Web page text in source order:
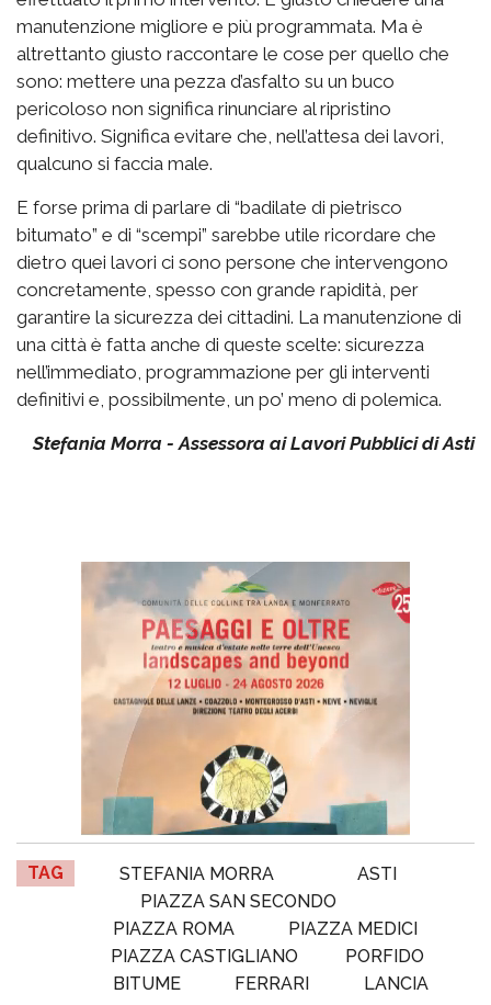
manutenzione migliore e più programmata. Ma è
altrettanto giusto raccontare le cose per quello che
sono: mettere una pezza d’asfalto su un buco
pericoloso non significa rinunciare al ripristino
definitivo. Significa evitare che, nell’attesa dei lavori,
qualcuno si faccia male.
E forse prima di parlare di “badilate di pietrisco
bitumato” e di “scempi” sarebbe utile ricordare che
dietro quei lavori ci sono persone che intervengono
concretamente, spesso con grande rapidità, per
garantire la sicurezza dei cittadini. La manutenzione di
una città è fatta anche di queste scelte: sicurezza
nell’immediato, programmazione per gli interventi
definitivi e, possibilmente, un po’ meno di polemica.
Stefania Morra - Assessora ai Lavori Pubblici di Asti
TAG STEFANIA MORRA
ASTI
PIAZZA SAN SECONDO
PIAZZA ROMA
PIAZZA MEDICI
PIAZZA CASTIGLIANO
PORFIDO
BITUME
FERRARI LANCIA